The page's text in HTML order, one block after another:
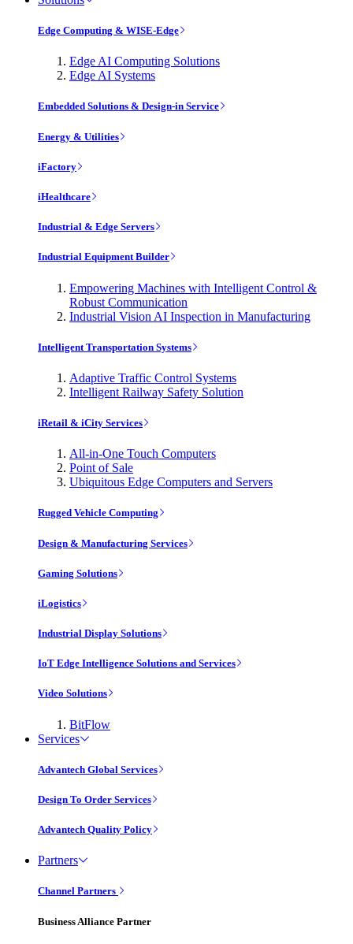
Edge Computing & WISE-Edge
Edge AI Computing Solutions
Edge AI Systems
Embedded Solutions & Design-in Service
Energy & Utilities
iFactory
iHealthcare
Industrial & Edge Servers
Industrial Equipment Builder
Empowering Machines with Intelligent Control &
Robust Communication
Industrial Vision AI Inspection in Manufacturing
Intelligent Transportation Systems
Adaptive Traffic Control Systems
Intelligent Railway Safety Solution
iRetail & iCity Services
All-in-One Touch Computers
Point of Sale
Ubiquitous Edge Computers and Servers
Rugged Vehicle Computing
Design & Manufacturing Services
Gaming Solutions
iLogistics
Industrial Display Solutions
IoT Edge Intelligence Solutions and Services
Video Solutions
BitFlow
Services
Advantech Global Services
Design To Order Services
Advantech Quality Policy
Partners
Channel Partners
Business Alliance Partner